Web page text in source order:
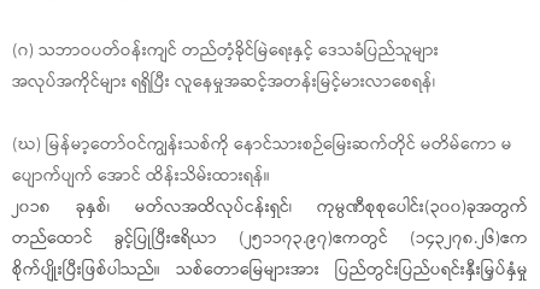
(ဂ) သဘာဝပတ်ဝန်းကျင် တည်တံ့ခိုင်မြဲရေးနှင့် ဒေသခံပြည်သူများ
အလုပ်အကိုင်များ ရရှိပြီး လူနေမှုအဆင့်အတန်းမြင့်မားလာစေရန်၊
(ဃ) မြန်မာ့တော်ဝင်ကျွန်းသစ်ကို နောင်သားစဉ်မြေးဆက်တိုင် မတိမ်ကော မ
ပျောက်ပျက် အောင် ထိန်းသိမ်းထားရန်။
၂၀၁၈ ခုနှစ်၊ မတ်လအထိလုပ်ငန်းရှင်၊ ကုမ္ပဏီစုစုပေါင်း(၃၀၀)ခုအတွက်
တည်ထောင် ခွင့်ပြုပြီးဧရိယာ (၂၅၁၁၇၃.၉၇)ဧကတွင် (၁၄၃၂၇၈.၂၆)ဧက
စိုက်ပျိုးပြီးဖြစ်ပါသည်။ သစ်တောမြေများအား ပြည်တွင်းပြည်ပရင်းနှီးမြှပ်နှံမှု